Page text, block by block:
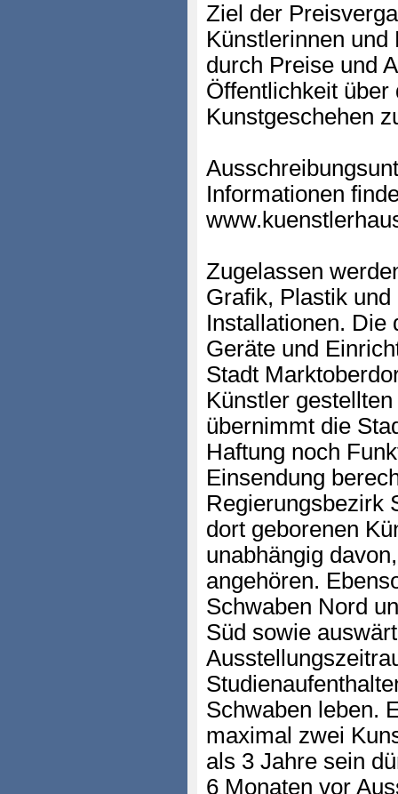
Ziel der
Künstlerinnen
durch Preise und
Öffentlichkeit
Kunstgeschehen
Informationen
Zugelassen
Grafik, Plastik
Installationen. Die
Geräte und
Stadt
Künstler
übernimmt die
Haftung noch
Einsendung
Regierungsbezirk
dort geborenen
unabhängig
angehören.
Schwaben Nord
Süd sowie
Schwaben leben.
maximal zwei
als 3 Jahre sein
6 Monaten vor